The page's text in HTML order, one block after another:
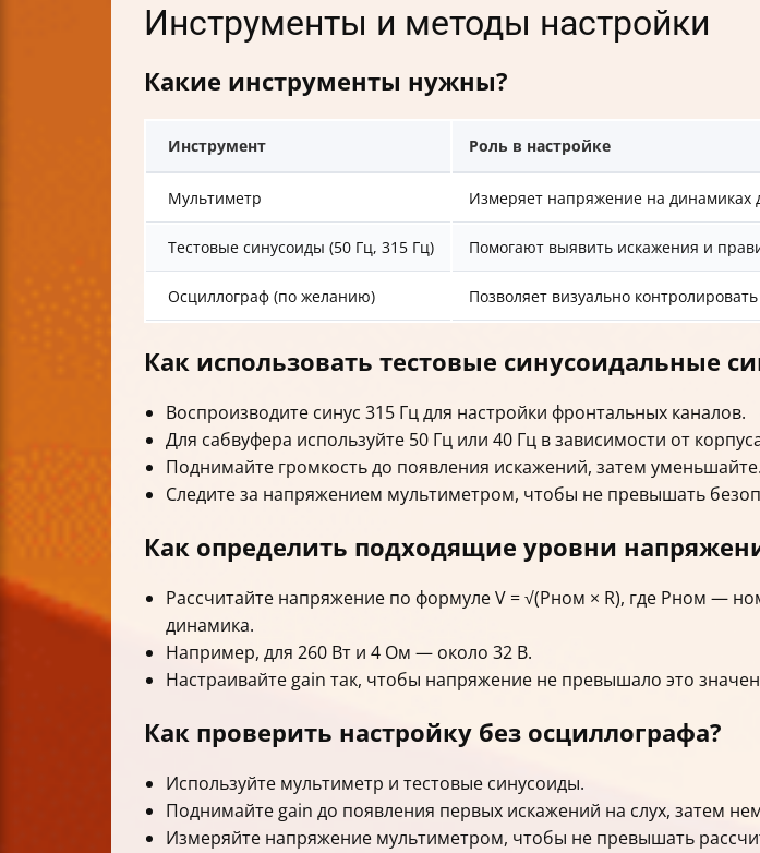
Инструменты и методы настройки
Какие инструменты нужны?
Инструмент Роль в настройке
Мультиметр Измеряет напряжение на динамиках
Тестовые синусоиды (50 Гц, 315 Гц) Помогают выявить искажения и
Осциллограф (по желанию) Позволяет визуально
Как использовать тестовые синусоидальные
Воспроизводите синус 315 Гц для настройки фронтальных каналов.
Для сабвуфера используйте 50 Гц или 40 Гц в зависимости от
Поднимайте громкость до появления искажений, затем уменьшайте.
Следите за напряжением мультиметром, чтобы не превышать
Как определить подходящие уровни
Рассчитайте напряжение по формуле V = √(Pном × R), где Pном —
динамика.
Например, для 260 Вт и 4 Ом — около 32 В.
Настраивайте gain так, чтобы напряжение не превышало это
Как проверить настройку без осциллографа?
Используйте мультиметр и тестовые синусоиды.
Поднимайте gain до появления первых искажений на слух, затем
Измеряйте напряжение мультиметром, чтобы не превышать